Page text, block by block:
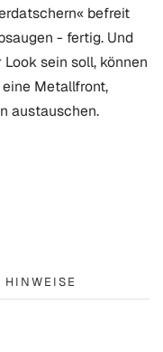
befreit
- fertig. Und
sein soll, können
Metallfront,
austauschen.
HINWEISE